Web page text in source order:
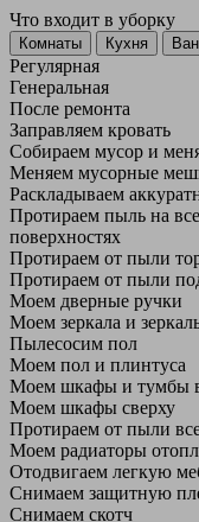
Что входит в уборку
Регу­лярная
Гене­ральная
После ремонта
Заправляем кровать
Собираем мусор и
Меняем мусорные
Раскладываем
Протираем пыль на
поверхностях
Протираем от пыли
Протираем от пыли
Моем дверные ручки
Моем зеркала и
Пылесосим пол
Моем пол и плинтуса
Моем шкафы и тумбы
Моем шкафы сверху
Протираем от пыли
Моем радиаторы
Отодвигаем легкую
Снимаем защитную
Снимаем скотч